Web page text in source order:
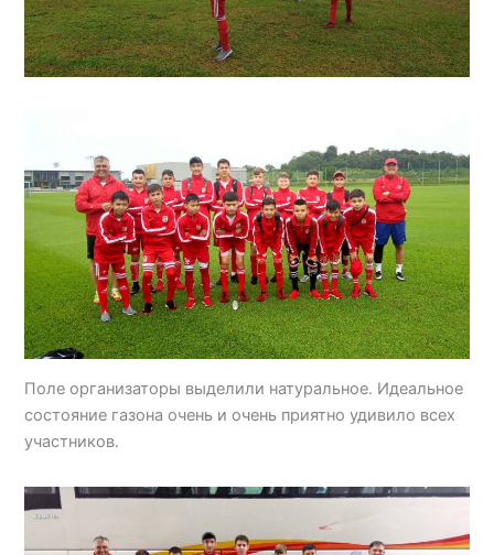
Поле организаторы выделили натуральное. Идеальное
состояние газона очень и очень приятно удивило всех
участников.